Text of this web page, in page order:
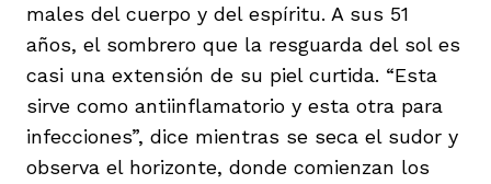
males del cuerpo y del espíritu. A sus 51
años, el sombrero que la resguarda del sol es
casi una extensión de su piel curtida. “Esta
sirve como antiinflamatorio y esta otra para
infecciones”, dice mientras se seca el sudor y
observa el horizonte, donde comienzan los